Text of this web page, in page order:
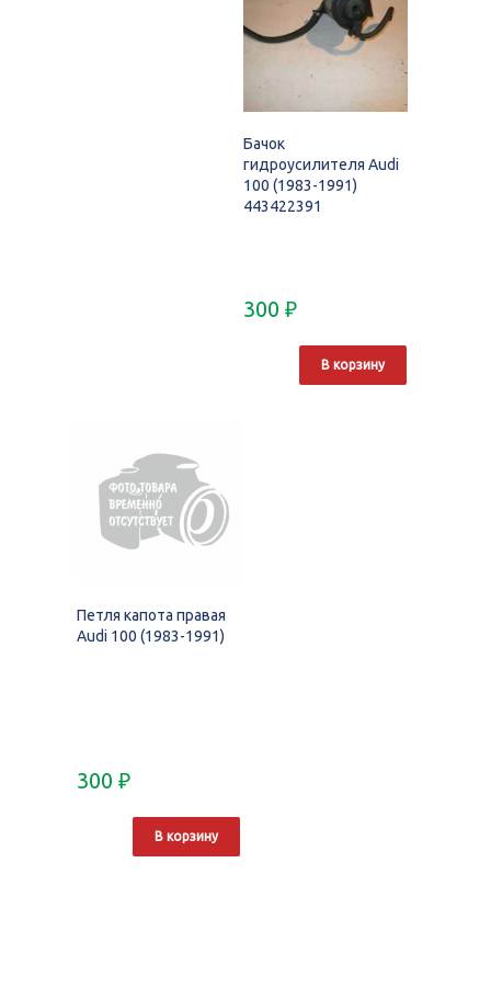
Бачок
гидроусилителя Audi
100 (1983-1991)
443422391
300 ₽
В корзину
Петля капота правая
Audi 100 (1983-1991)
300 ₽
В корзину